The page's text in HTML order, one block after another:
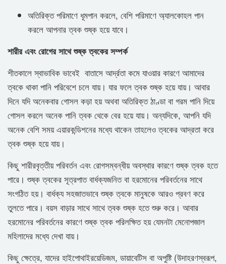
অতিরিক্ত পরিমাণে ধূমপান করলে, বেশি পরিমাণে অ্যালকোহল পান
করলে আপনার ত্বক শুষ্ক হয়ে যাবে।
শারীর এবং রোগের সাথে শুষ্ক ত্বকের সম্পর্ক
শীতকালে স্বাভাবিক ভাবেই বাতাসে আর্দ্রতা কমে যাওয়ার কারণে আমাদের
ত্বকে থাকা পানি পরিবেশে চলে যায়। যার ফলে ত্বক শুষ্ক হয়ে যায়। আবার
দিনে যদি অনেকবার গোসল কড়া হয় অথবা অতিরিক্ত ঠাণ্ডা বা গরম পানি দিয়ে
গোসল করলে অনেক পানি ত্বক থেকে বের হয়ে যায়। অন্যদিকে, আপনি যদি
অনেক বেশি সময় এয়ারকন্ডিশনের মধ্যে থাকেন তাহলেও ত্বকের আদ্রতা করে
ত্বক শুষ্ক হয়ে যায়।
কিছু শারীরবৃত্তীয় পরিবর্তন এবং রোগসম্বন্ধীয় অবস্থার কারণে শুষ্ক ত্বক হতে
পারে। শুষ্ক ত্বকের সূত্রপাত বার্ধক্যজনিত বা হরমোনের পরিবর্তনের সাথে
সংগঠিত হয়। বার্ধক্য সহজাতভাবে শুষ্ক ত্বকে মানুষকে আরও প্রবণ করে
তুলতে পারে। বয়স বাড়ার সাথে সাথে ত্বক শুষ্ক হতে শুরু করে। আবার
হরমোনের পরিবর্তনের কারণে শুষ্ক ত্বক পরিলক্ষিত হয় যেমনটা মেনোপজাল
মহিলাদের মধ্যে দেখা যায়।
কিছু ক্ষেত্রে, যাদের হাইপোথাইরয়েডিজম, ডায়াবেটিস বা অপুষ্টি (উদাহরণস্বরূপ,